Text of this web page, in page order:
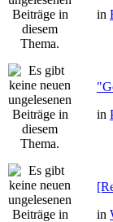
in
in
in